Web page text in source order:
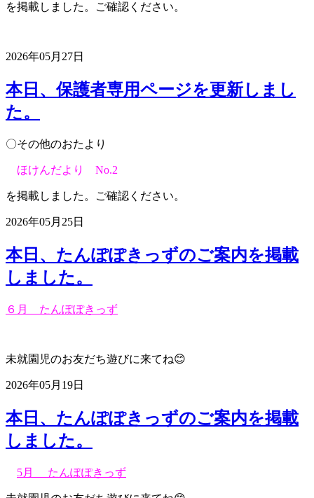
を掲載しました。ご確認ください。
2026年05月27日
本日、保護者専用ページを更新しまし
た。
〇その他のおたより
ほけんだより No.2
を掲載しました。ご確認ください。
2026年05月25日
本日、たんぽぽきっずのご案内を掲載
しました。
６月 たんぽぽきっず
未就園児のお友だち遊びに来てね😊
2026年05月19日
本日、たんぽぽきっずのご案内を掲載
しました。
5月 たんぽぽきっず